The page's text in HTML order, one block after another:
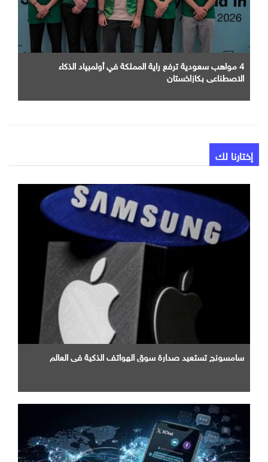
4 مواهب سعودية ترفع راية المملكة في أولمبياد الذكاء
الاصطناعي بكازاخستان
إختارنا لك
سامسونج تستعيد صدارة سوق الهواتف الذكية في العالم